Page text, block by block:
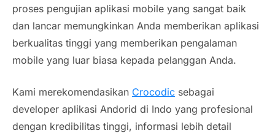
proses pengujian aplikasi mobile yang sangat baik
dan lancar memungkinkan Anda memberikan aplikasi
berkualitas tinggi yang memberikan pengalaman
mobile yang luar biasa kepada pelanggan Anda.
Kami merekomendasikan Crocodic sebagai
developer aplikasi Andorid di Indo yang profesional
dengan kredibilitas tinggi, informasi lebih detail